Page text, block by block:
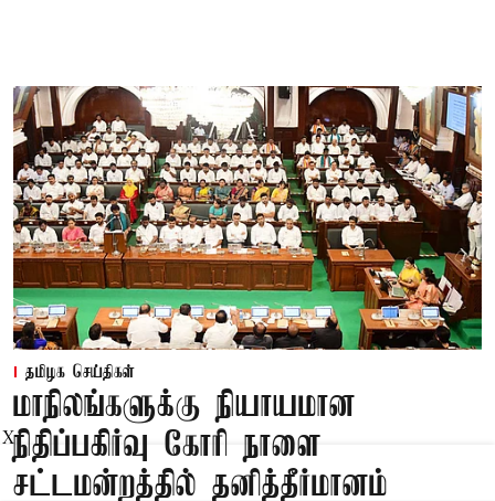
தமிழக செய்திகள்
மாநிலங்களுக்கு நியாயமான
நிதிப்பகிர்வு கோரி நாளை
சட்டமன்றத்தில் தனித்தீர்மானம்
X